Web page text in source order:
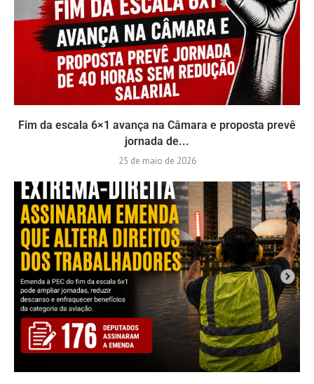
Fim da escala 6×1 avança na Câmara e proposta prevê
jornada de...
25 de maio de 2026